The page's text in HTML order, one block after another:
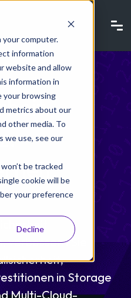
computer.
information
website and allow
information in
your browsing
metrics about our
other media. To
we use, see our
be tracked
cookie will be
your preference
Decline
verbessern Sie
in Storage
Multi-Cloud-